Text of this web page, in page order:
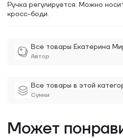
Все товары Екатерина
Автор
Все товары в этой
Сумки
Ручка регулируется. Можно
кросс-боди.
Может